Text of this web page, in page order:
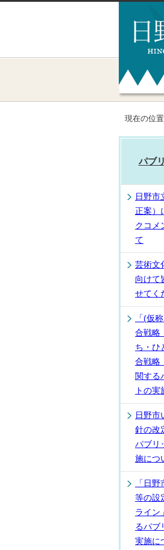
現在の位
パブ
日野市
正案）
クコメ
て
芸術文
向けて
せてく
「(仮
合戦略
ち・ひ
合戦略
関する
トの
日野市
針の改
パブリ
施につ
「日
等の設
ライン
るパブ
実施に